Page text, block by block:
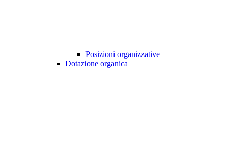
Posizioni organizzative
Dotazione organica